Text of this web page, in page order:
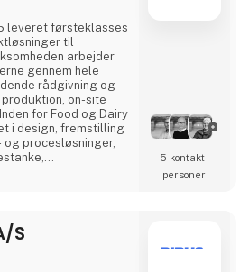
leveret førsteklasses
til
arbejder
gennem hele
rådgivning og
on-site
for Food og Dairy
i design, fremstilling
procesløsninger,
kvalitet.Beritech har
5 kontakt­
personer
S